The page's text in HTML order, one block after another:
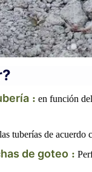
: en función
tuberías de acuerdo
de goteo: